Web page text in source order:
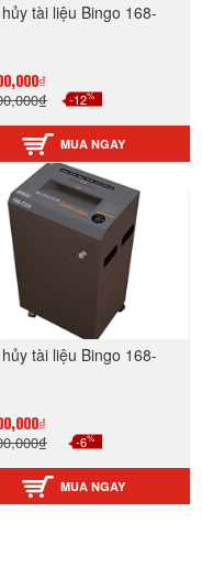
tài liệu Bingo 168-
-12%
MUA NGAY
tài liệu Bingo 168-
-6%
MUA NGAY